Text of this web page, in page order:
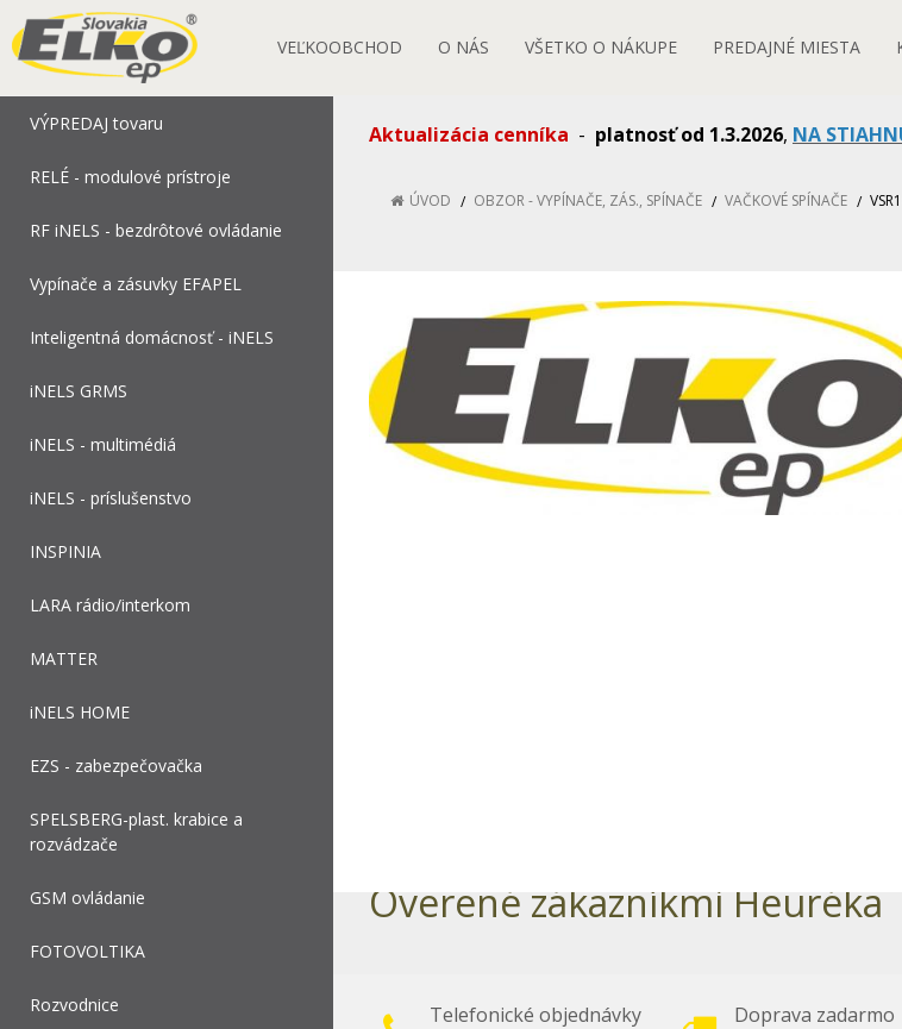
VEĽKOOBCHOD O NÁS VŠETKO O NÁKUPE PREDAJNÉ MIESTA
VÝPREDAJ tovaru
RELÉ - modulové prístroje
RF iNELS - bezdrôtové ovládanie
Vypínače a zásuvky EFAPEL
Inteligentná domácnosť - iNELS
iNELS GRMS
iNELS - multimédiá
iNELS - príslušenstvo
INSPINIA
LARA rádio/interkom
MATTER
iNELS HOME
EZS - zabezpečovačka
SPELSBERG-plast. krabice a
rozvádzače
GSM ovládanie
FOTOVOLTIKA
Rozvodnice
Aktualizácia cenníka - platnosť od 1.3.2026, NA
ÚVOD OBZOR - VYPÍNAČE, ZÁS., SPÍNAČE VAČKOVÉ SPÍNAČE
Overené zákazníkmi Heuréka
Telefonické objednávky
Doprava zadarmo